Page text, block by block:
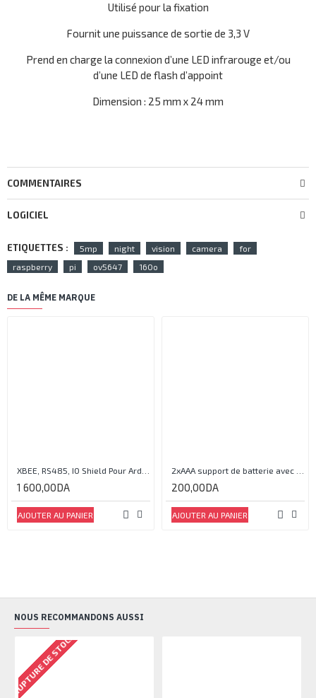
Utilisé pour la fixation
Fournit une puissance de sortie de 3,3 V
Prend en charge la connexion d’une LED infrarouge et/ou
d’une LED de flash d’appoint
Dimension : 25 mm x 24 mm
COMMENTAIRES
LOGICIEL
ETIQUETTES : 5mp night vision camera
for
raspberry
pi ov5647 160o
DE LA MÊME MARQUE
1 600,00DA
AJOUTER AU PANIER
200,00DA
AJOUTER AU PANIER
NOUS RECOMMANDONS AUSSI
RUPTURE DE STOCK